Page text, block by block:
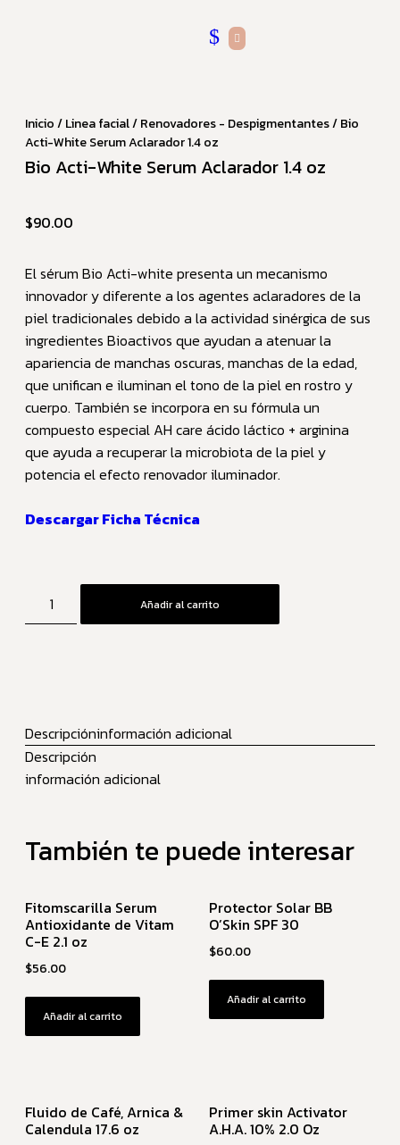
Inicio/Linea facial/Renovadores - Despigmentantes/ Bio
Acti-White Serum Aclarador 1.4 oz
Bio Acti-White Serum Aclarador 1.4 oz
$90.00
El sérum Bio Acti-white presenta un mecanismo
innovador y diferente a los agentes aclaradores de la
piel tradicionales debido a la actividad sinérgica de sus
ingredientes Bioactivos que ayudan a atenuar la
apariencia de manchas oscuras, manchas de la edad,
que unifican e iluminan el tono de la piel en rostro y
cuerpo. También se incorpora en su fórmula un
compuesto especial AH care ácido láctico + arginina
que ayuda a recuperar la microbiota de la piel y
potencia el efecto renovador iluminador.
Descargar Ficha Técnica
Añadir al carrito
Descripcióninformación adicional
Descripción
información adicional
También te puede interesar
Fitomscarilla Serum
Antioxidante de Vitam
C-E 2.1 oz
$56.00
Añadir al carrito
Protector Solar BB
O’Skin SPF 30
$60.00
Añadir al carrito
Fluido de Café, Arnica &
Calendula 17.6 oz
Primer skin Activator
A.H.A. 10% 2.0 Oz